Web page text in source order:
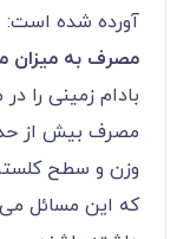
آورده شده است:
مصرف به میزان
بادام زمینی را
مصرف بیش از
که این مسائل